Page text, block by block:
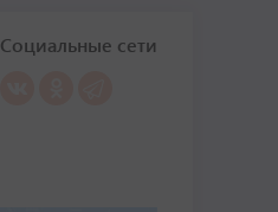
Социальные сети